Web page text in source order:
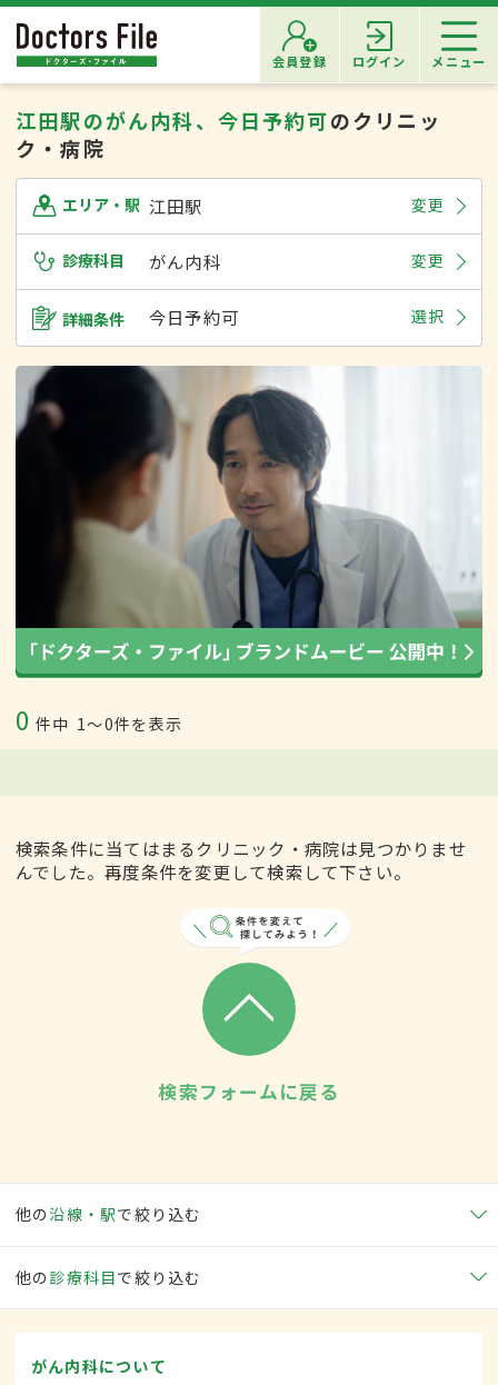
会員登録 ログイン メニュー
江田駅のがん内科、今日予約可のクリニッ
ク・病院
エリア・駅 江田駅 変更
診療科目 がん内科 変更
詳細条件 今日予約可 選択
0 件中 1〜0件を表示
検索条件に当てはまるクリニック・病院は見つかりませ
んでした。再度条件を変更して検索して下さい。
検索フォームに戻る
他の沿線・駅で絞り込む
他の 診療科目で絞り込む
がん内科について